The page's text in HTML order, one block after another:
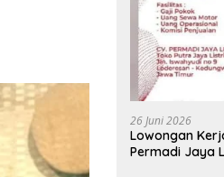
26 Juni 2026
Lowongan
Permadi Jaya